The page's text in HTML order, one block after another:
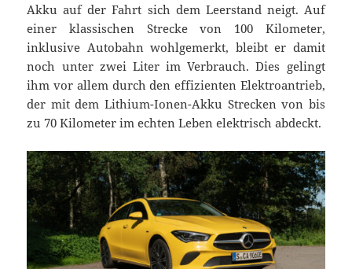
Akku auf der Fahrt sich dem Leerstand neigt. Auf
einer klassischen Strecke von 100 Kilometer,
inklusive Autobahn wohlgemerkt, bleibt er damit
noch unter zwei Liter im Verbrauch. Dies gelingt
ihm vor allem durch den effizienten Elektroantrieb,
der mit dem Lithium-Ionen-Akku Strecken von bis
zu 70 Kilometer im echten Leben elektrisch abdeckt.